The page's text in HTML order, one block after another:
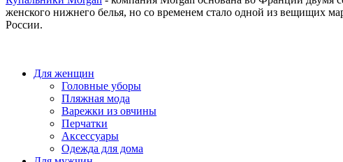
женского нижнего белья, но со временем стало одной из вещищих
России.
Для женщин
Головные уборы
Пляжная мода
Варежки из овчины
Перчатки
Аксессуары
Одежда для дома